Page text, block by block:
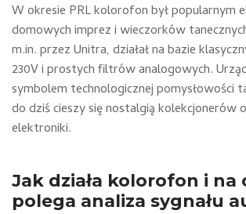
W okresie PRL kolorofon był popularnym
domowych imprez i wieczorków
m.in. przez Unitra, działał na bazie
230V i prostych filtrów analogowych.
symbolem technologicznej pomysłowości
do dziś cieszy się nostalgią
elektroniki.
Jak działa kolorofon i na
polega analiza sygnału